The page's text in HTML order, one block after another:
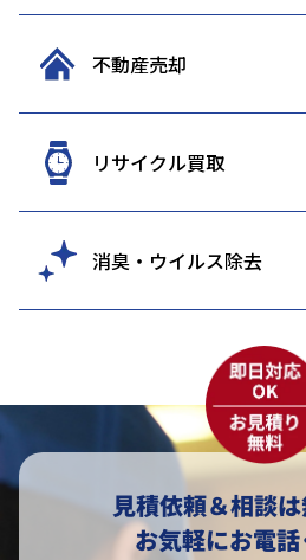
不動産売却
リサイクル買取
消臭・ウイルス除去
見積依頼＆相談は
お気軽にお電